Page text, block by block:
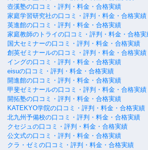
壺溪塾の口コミ・評判・料金・合格実績
家庭学習研究社の口コミ・評判・料金・合格実績
英進館の口コミ・評判・料金・合格実績
家庭教師のトライの口コミ・評判・料金・合格実
国大セミナーの口コミ・評判・料金・合格実績
創英ゼミナールの口コミ・評判・料金・合格実績
イングの口コミ・評判・料金・合格実績
eisuの口コミ・評判・料金・合格実績
開進館の口コミ・評判・料金・合格実績
甲斐ゼミナールの口コミ・評判・料金・合格実績
開拓塾の口コミ・評判・料金・合格実績
KATEKYO学院の口コミ・評判・料金・合格実績
北九州予備校の口コミ・評判・料金・合格実績
クセジュの口コミ・評判・料金・合格実績
公文式の口コミ・評判・料金・合格実績
クラ・ゼミの口コミ・評判・料金・合格実績